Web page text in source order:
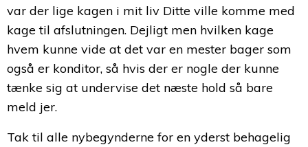
var der lige kagen i mit liv Ditte ville komme med
kage til afslutningen. Dejligt men hvilken kage
hvem kunne vide at det var en mester bager som
også er konditor, så hvis der er nogle der kunne
tænke sig at undervise det næste hold så bare
meld jer.
Tak til alle nybegynderne for en yderst behagelig